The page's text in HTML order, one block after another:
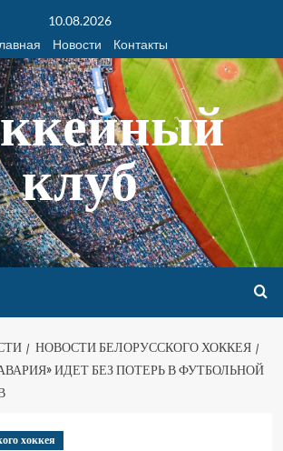
10.08.2026
Новости Контакты
клуб
НОВОСТИ БЕЛОРУССКОГО ХОККЕЯ
ИДЕТ БЕЗ ПОТЕРЬ В ФУТБОЛЬНОЙ
хоккея